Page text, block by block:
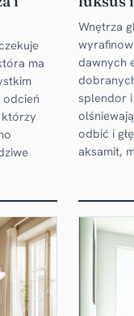
ma
Wnętrza
dawnych
splendor
odbić i
aksamit,